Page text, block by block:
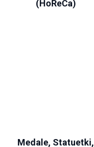
(HoReCa)
Medale, Statuetki,